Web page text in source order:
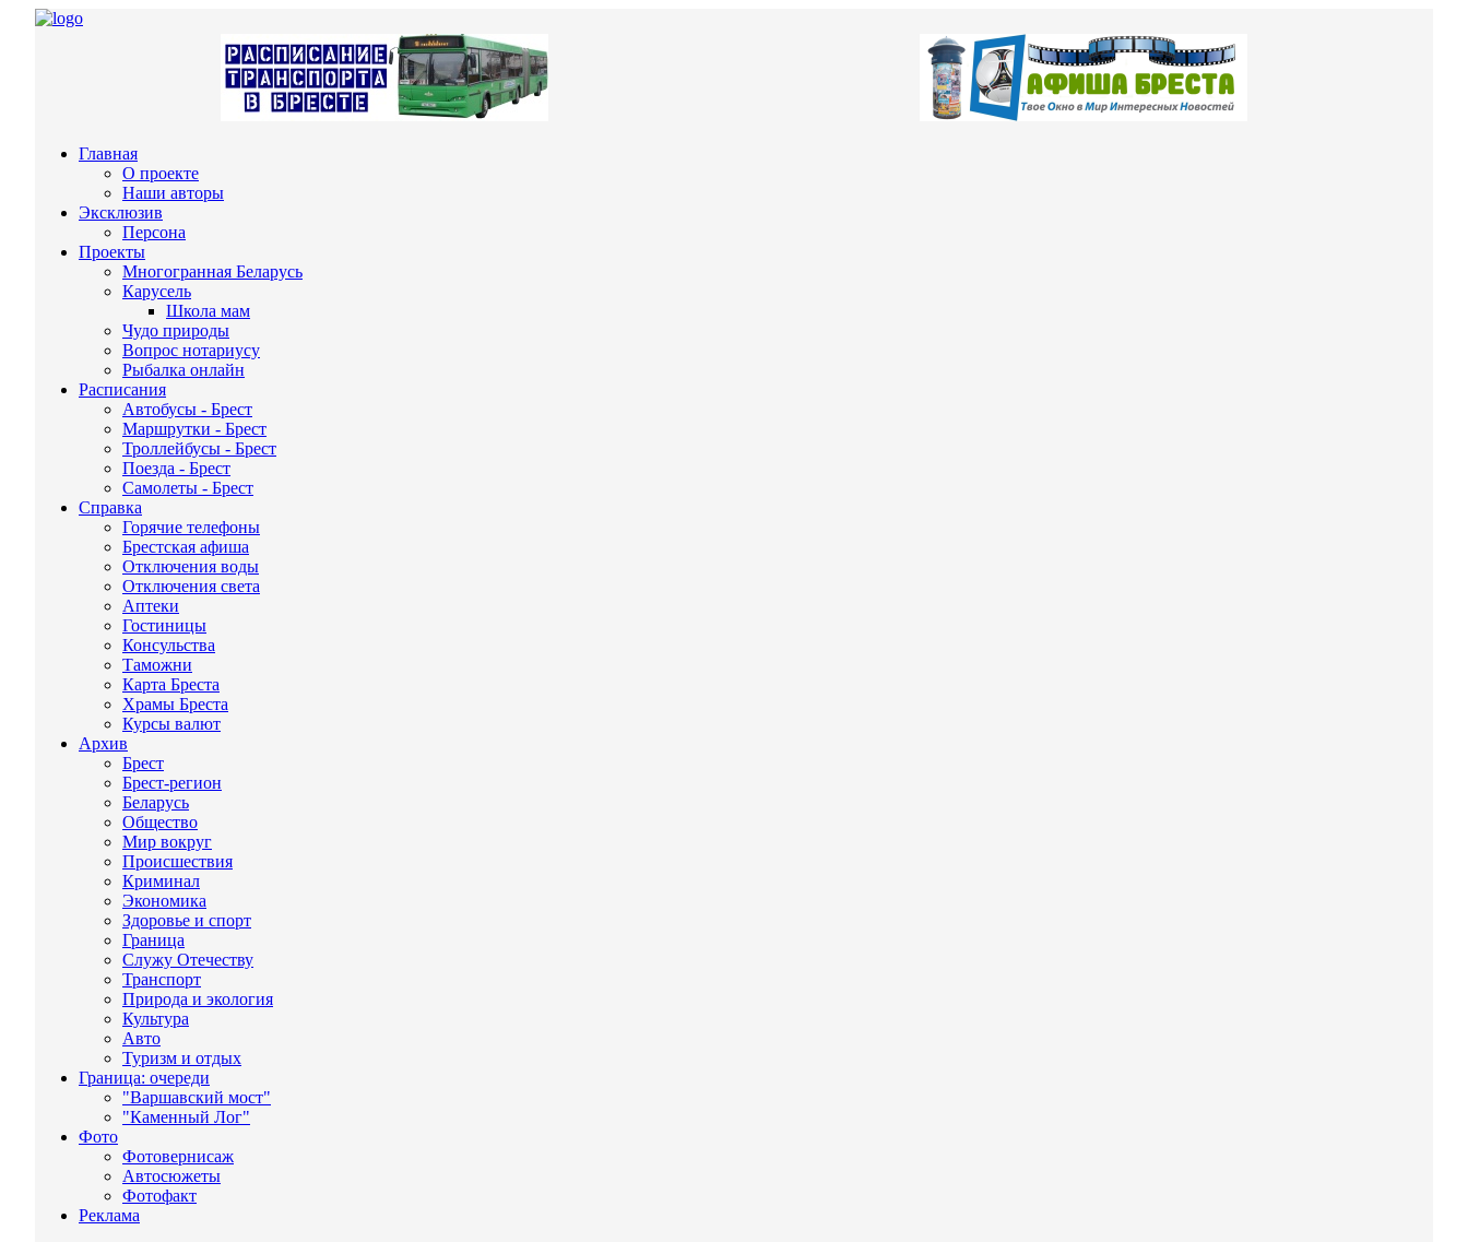
Главная
О проекте
Наши авторы
Эксклюзив
Персона
Проекты
Многогранная Беларусь
Карусель
Школа мам
Чудо природы
Вопрос нотариусу
Рыбалка онлайн
Расписания
Автобусы - Брест
Маршрутки - Брест
Троллейбусы - Брест
Поезда - Брест
Самолеты - Брест
Справка
Горячие телефоны
Брестская афиша
Отключения воды
Отключения света
Аптеки
Гостиницы
Консульства
Таможни
Карта Бреста
Храмы Бреста
Курсы валют
Архив
Брест
Брест-регион
Беларусь
Общество
Мир вокруг
Происшествия
Криминал
Экономика
Здоровье и спорт
Граница
Служу Отечеству
Транспорт
Природа и экология
Культура
Авто
Туризм и отдых
Граница: очереди
"Варшавский мост"
"Каменный Лог"
Фото
Фотовернисаж
Автосюжеты
Фотофакт
Реклама